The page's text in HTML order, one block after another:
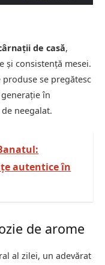
de casă,
și consistență mesei.
se pregătesc
în
neegalat.
autentice în
de arome
al zilei, un adevărat